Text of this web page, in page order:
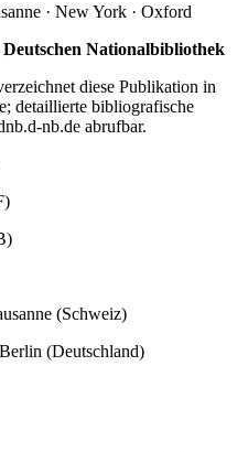
· New York · Oxford
Nationalbibliothek
diese Publikation in
detaillierte bibliografische
nb.de abrufbar.
(Schweiz)
(Deutschland)